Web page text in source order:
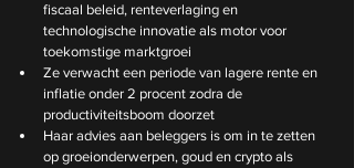
fiscaal beleid, renteverlaging en
technologische innovatie als motor voor
toekomstige marktgroei
Ze verwacht een periode van lagere rente en
inflatie onder 2 procent zodra de
productiviteitsboom doorzet
Haar advies aan beleggers is om in te zetten
op groeionderwerpen, goud en crypto als